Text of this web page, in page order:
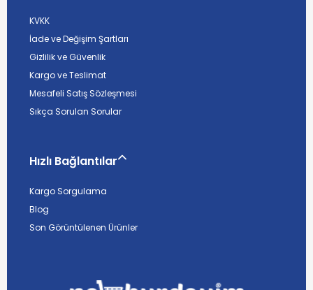
KVKK
İade ve Değişim Şartları
Gizlilik ve Güvenlik
Kargo ve Teslimat
Mesafeli Satış Sözleşmesi
Sıkça Sorulan Sorular
Hızlı Bağlantılar
Kargo Sorgulama
Blog
Son Görüntülenen Ürünler